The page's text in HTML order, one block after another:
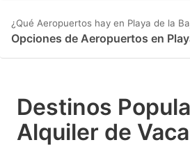
¿Qué Aeropuertos hay en Playa de la
Opciones de Aeropuertos en
Destinos
Alquiler de